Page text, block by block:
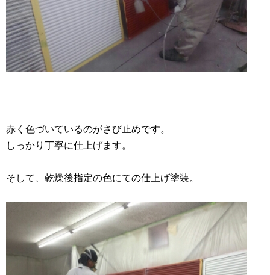
赤く色づいているのがさび止めです。
しっかり丁寧に仕上げます。
そして、乾燥後指定の色にての仕上げ塗装。